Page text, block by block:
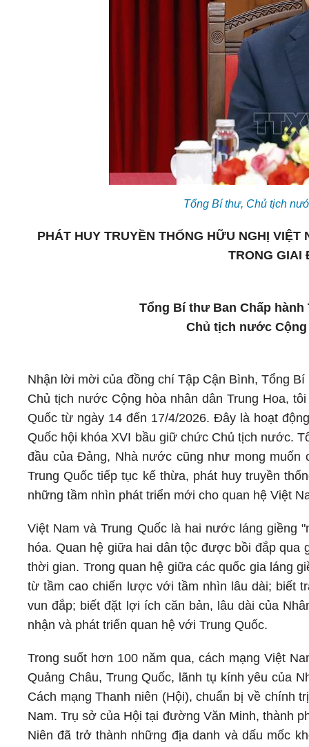
Tổng Bí thư, Chủ tịch
PHÁT HUY TRUYỀN THỐNG HỮU NGHỊ
TRONG GIAI
Tổng Bí thư Ban Chấp
Chủ tịch nước Cộng
Nhận lời mời của đồng chí Tập Cận Bình, Tổng
Chủ tịch nước Cộng hòa nhân dân Trung Hoa,
Quốc từ ngày 14 đến 17/4/2026. Đây là hoạt
Quốc hội khóa XVI bầu giữ chức Chủ tịch nước.
đầu của Đảng, Nhà nước cũng như mong
Trung Quốc tiếp tục kế thừa, phát huy truyền
những tầm nhìn phát triển mới cho quan hệ Việt
Việt Nam và Trung Quốc là hai nước láng giềng
hóa. Quan hệ giữa hai dân tộc được bồi đắp
thời gian. Trong quan hệ giữa các quốc gia láng
từ tầm cao chiến lược với tầm nhìn lâu dài; biết
vun đắp; biết đặt lợi ích căn bản, lâu dài của
nhận và phát triển quan hệ với Trung Quốc.
Trong suốt hơn 100 năm qua, cách mạng Việt
Quảng Châu, Trung Quốc, lãnh tụ kính yêu của
Cách mạng Thanh niên (Hội), chuẩn bị về
Nam. Trụ sở của Hội tại đường Văn Minh, thành
Niên đã trở thành những địa danh và dấu mốc